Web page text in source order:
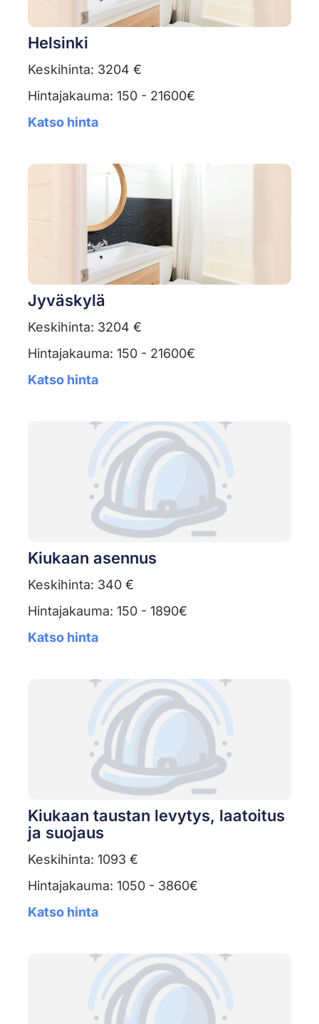
Helsinki
Keskihinta: 3204 €
Hintajakauma: 150 - 21600€
Katso hinta
Jyväskylä
Keskihinta: 3204 €
Hintajakauma: 150 - 21600€
Katso hinta
Kiukaan asennus
Keskihinta: 340 €
Hintajakauma: 150 - 1890€
Katso hinta
Kiukaan taustan levytys, laatoitus
ja suojaus
Keskihinta: 1093 €
Hintajakauma: 1050 - 3860€
Katso hinta